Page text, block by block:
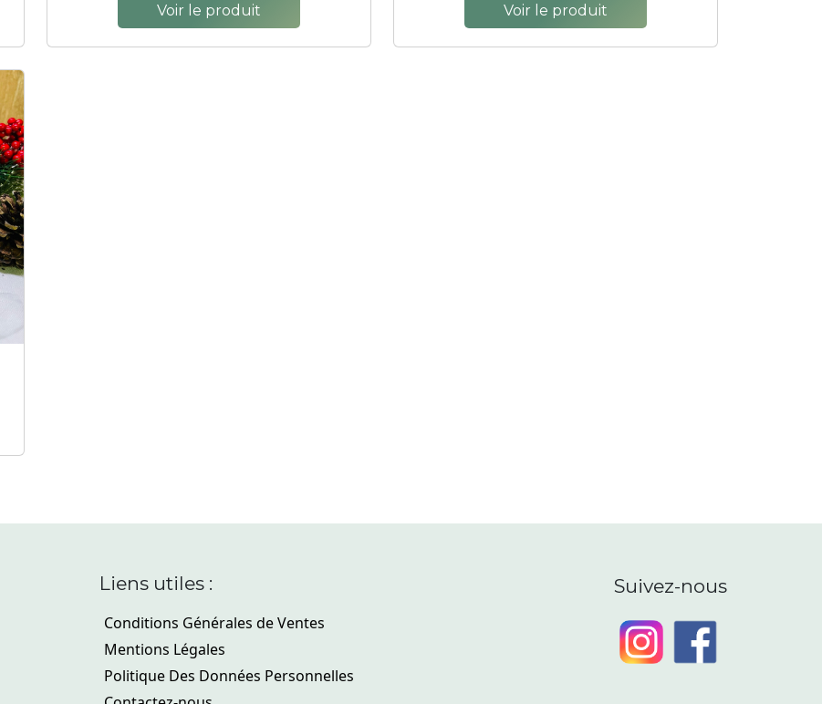
Voir le produit Voir le produit
Liens utiles :
Conditions Générales de Ventes
Mentions Légales
Politique Des Données Personnelles
Suivez-nous